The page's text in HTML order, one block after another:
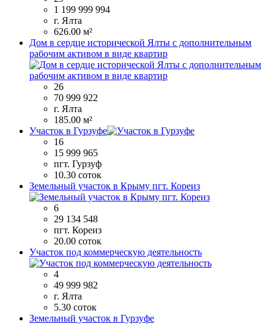
1 199 999 994
г. Ялта
626.00 м²
Дом в сердце исторической Ялты с дополнительным
рабочим активом в виде квартир
26
70 999 922
г. Ялта
185.00 м²
Участок в Гурзуфе
16
15 999 965
пгт. Гурзуф
10.30 соток
Земельный участок в Крыму пгт. Кореиз
6
29 134 548
пгт. Кореиз
20.00 соток
Участок под коммерческую деятельность
4
49 999 982
г. Ялта
5.30 соток
Земельный участок в Гурзуфе